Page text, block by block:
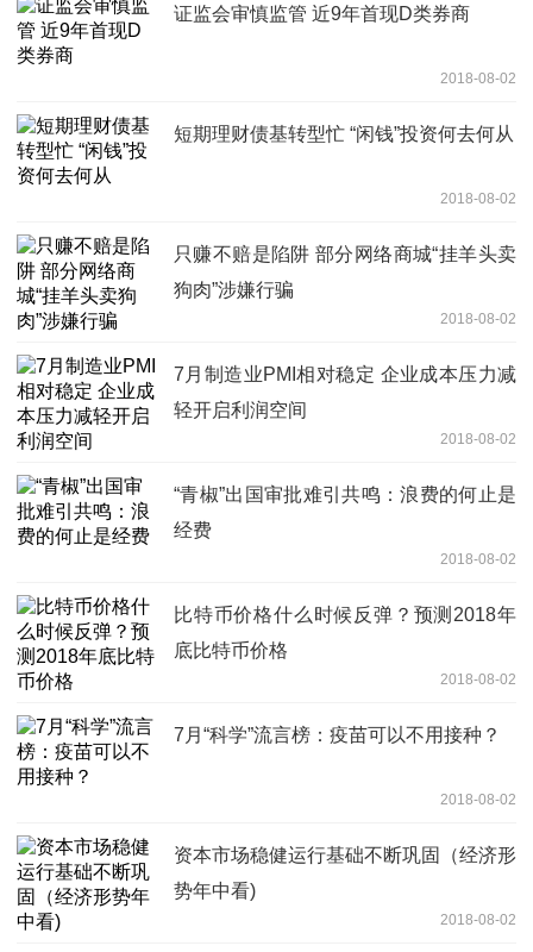
证监会审慎监管 近9年首现D类券商
2018-08-02
短期理财债基转型忙 “闲钱”投资何去何从
2018-08-02
只赚不赔是陷阱 部分网络商城“挂羊头卖
狗肉”涉嫌行骗
2018-08-02
7月制造业PMI相对稳定 企业成本压力减
轻开启利润空间
2018-08-02
“青椒”出国审批难引共鸣：浪费的何止是
经费
2018-08-02
比特币价格什么时候反弹？预测2018年
底比特币价格
2018-08-02
7月“科学”流言榜：疫苗可以不用接种？
2018-08-02
资本市场稳健运行基础不断巩固（经济形
势年中看)
2018-08-02